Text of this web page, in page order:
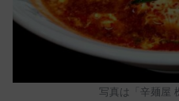
写真は「辛麺屋